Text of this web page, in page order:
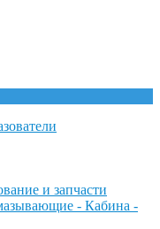
и запчасти
- Кабина -